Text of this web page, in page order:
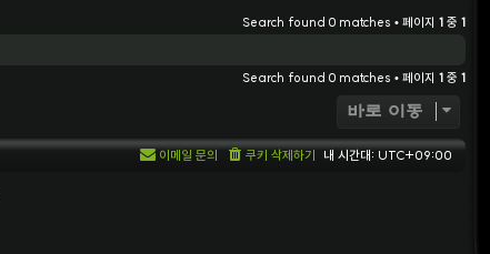
Search found 0 matches • 페이지 1 중 1
Search found 0 matches • 페이지 1 중 1
바로 이동
내 시간대: UTC+09:00
쿠키 삭제하기
이메일 문의